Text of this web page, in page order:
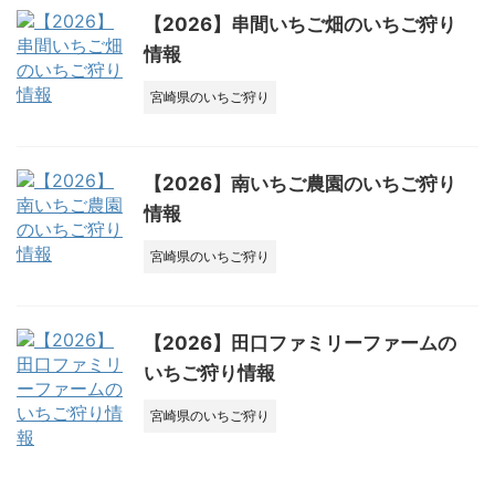
【2026】串間いちご畑のいちご狩り
情報
宮崎県のいちご狩り
【2026】南いちご農園のいちご狩り
情報
宮崎県のいちご狩り
【2026】田口ファミリーファームの
いちご狩り情報
宮崎県のいちご狩り